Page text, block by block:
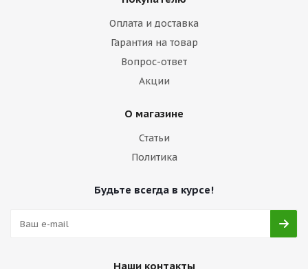
Оплата и доставка
Гарантия на товар
Вопрос-ответ
Акции
О магазине
Статьи
Политика
Будьте всегда в курсе!
Наши контакты